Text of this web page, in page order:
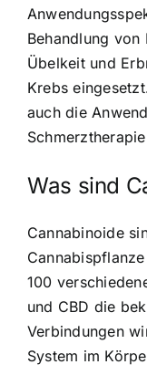
Behandlung von
Übelkeit und
Krebs
auch die
Was sind
Cannabinoide
100
und CBD die
Verbindungen
System im